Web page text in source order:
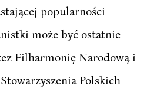
popularności
może być ostatnie
Filharmonię Narodową i
Polskich